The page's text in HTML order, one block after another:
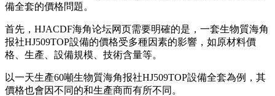
備全套的價格問題。
首先，HJACDF海角论坛网页需要明確的是，一套生物質海角
报社HJ509TOP設備的價格受多種因素的影響，如原材料價
格、生產、設備規模、技術含量等。
以一天生產60噸生物質海角报社HJ509TOP設備全套為例，其
價格也會因不同的和生產商而有所不同。